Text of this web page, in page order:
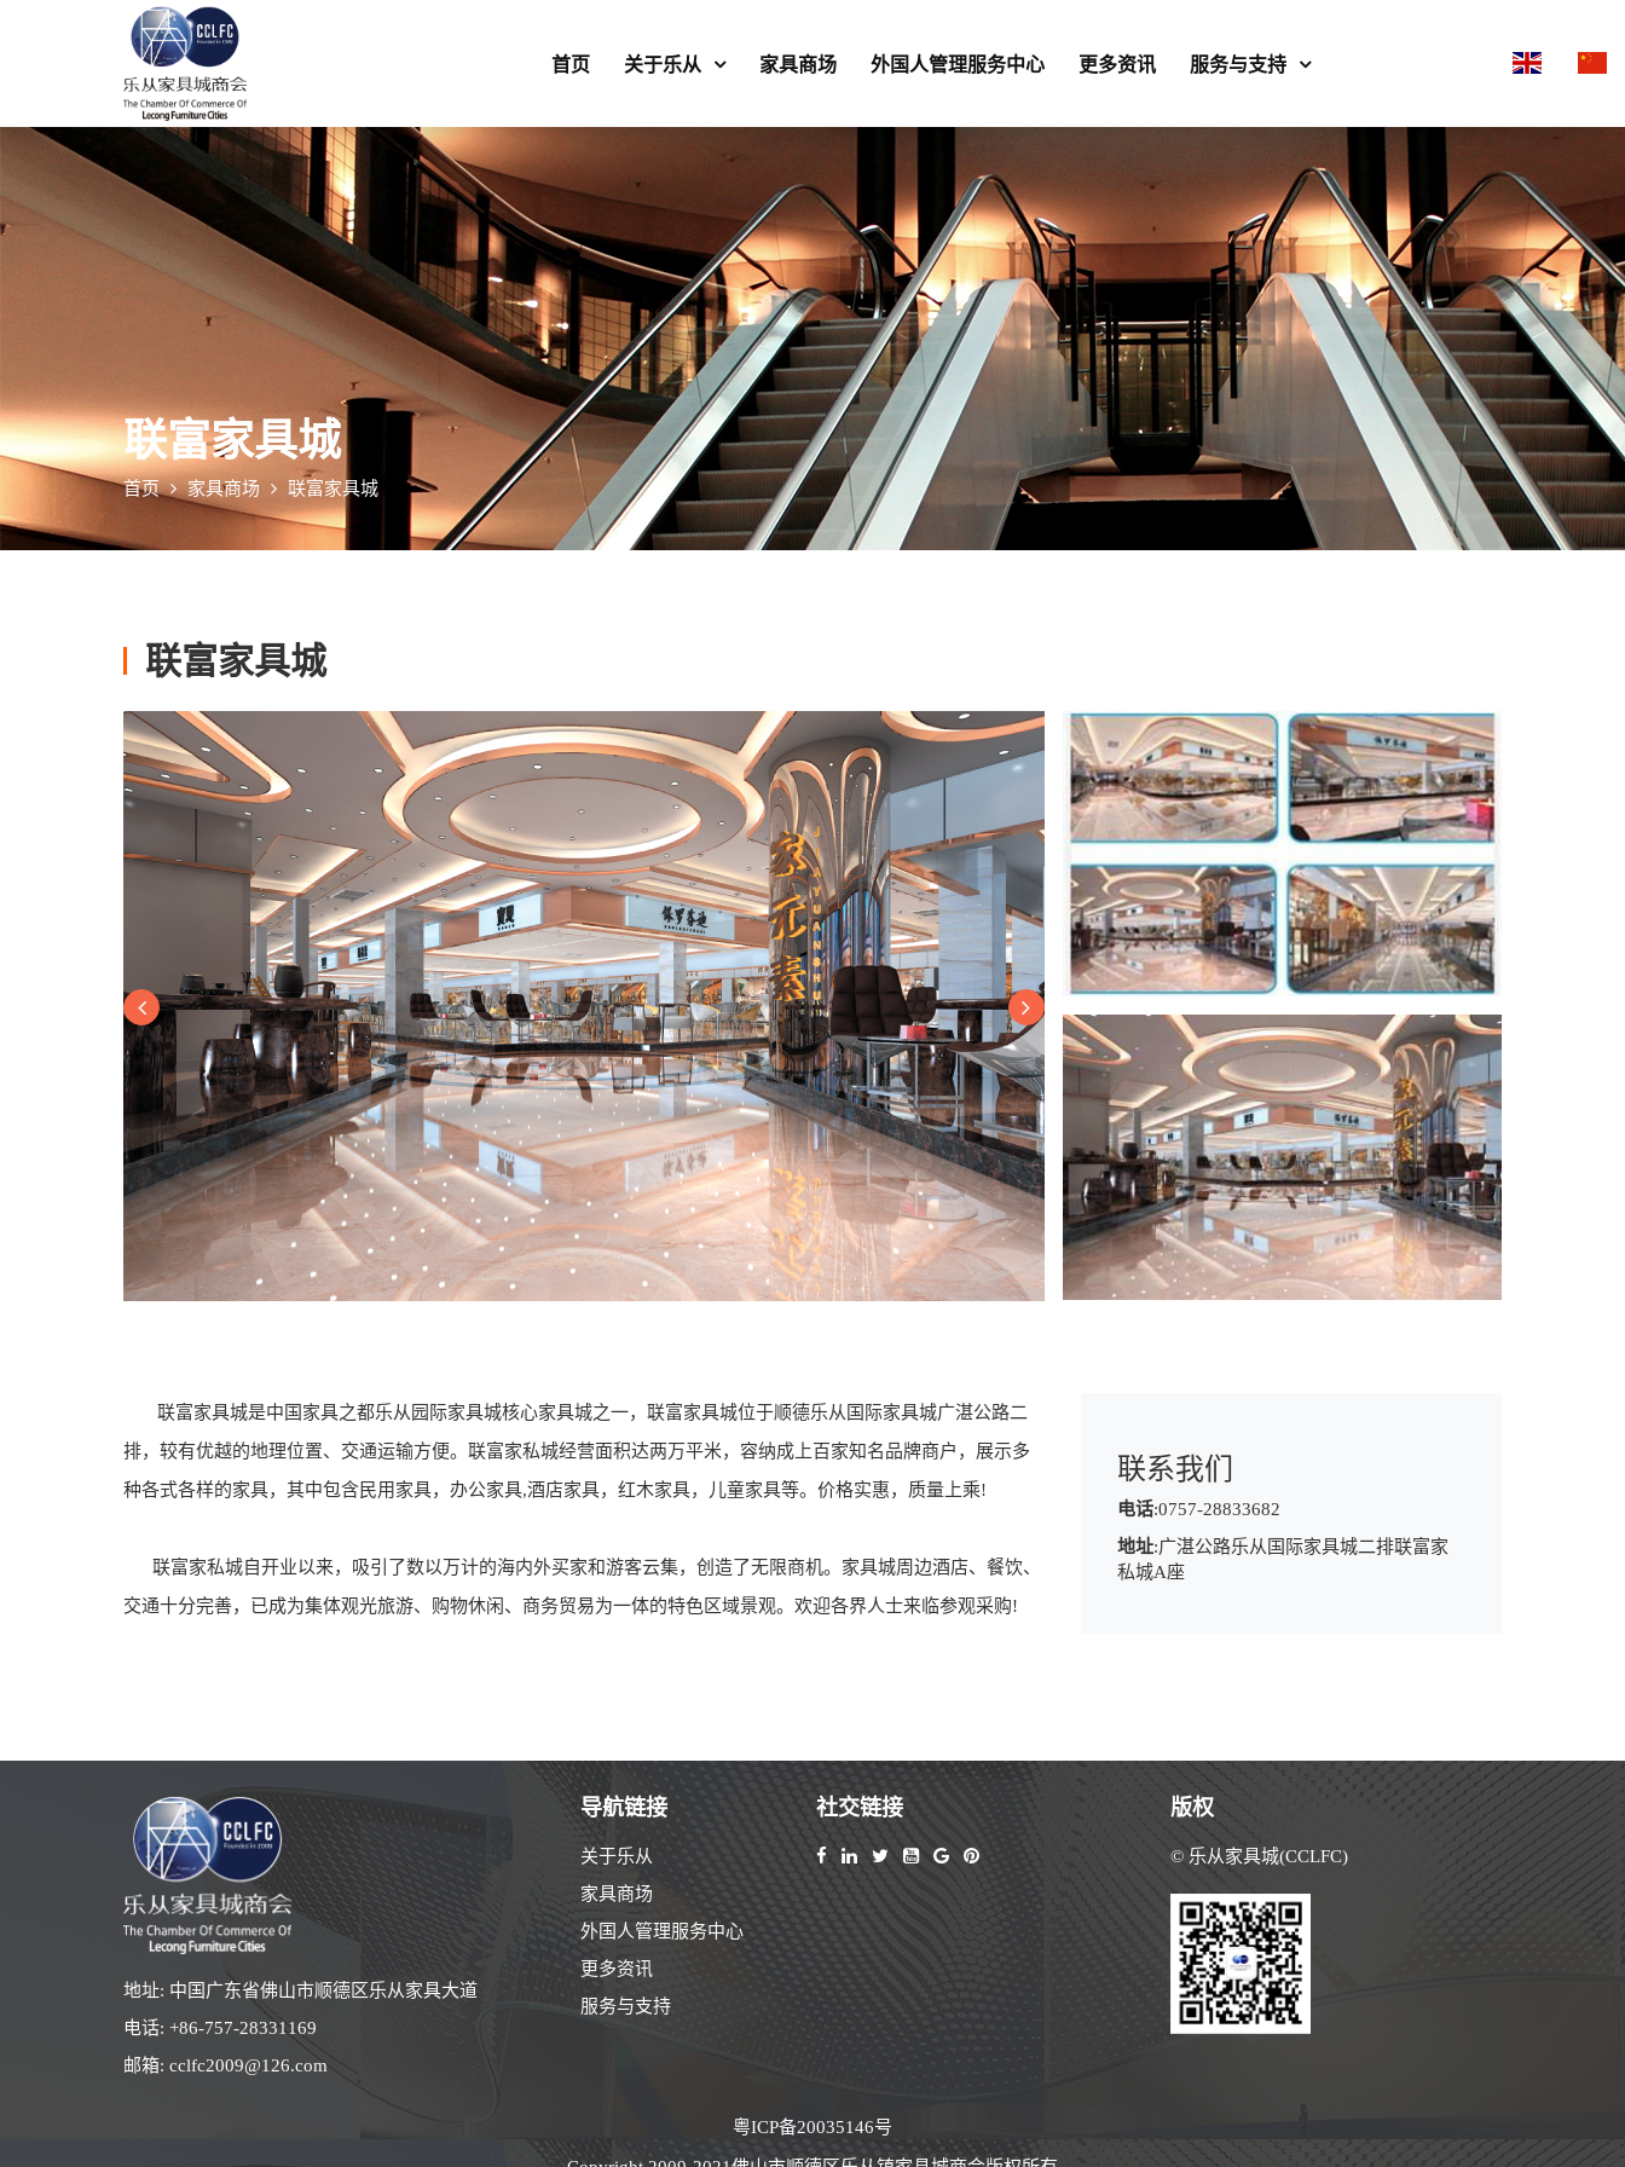
首页 关于乐从 家具商场 外国人管理服务中心 更多资讯 服务与支持
联富家具城
首页 家具商场 联富家具城
联富家具城
联富家具城是中国家具之都乐从园际家具城核心家具城之一，联富家具城位于顺德乐从国际家具城广湛公路二
排，较有优越的地理位置、交通运输方便。联富家私城经营面积达两万平米，容纳成上百家知名品牌商户，展示多
种各式各样的家具，其中包含民用家具，办公家具,酒店家具，红木家具，儿童家具等。价格实惠，质量上乘!
联富家私城自开业以来，吸引了数以万计的海内外买家和游客云集，创造了无限商机。家具城周边酒店、餐饮、
交通十分完善，已成为集体观光旅游、购物休闲、商务贸易为一体的特色区域景观。欢迎各界人士来临参观采购!
联系我们
电话:0757-28833682
地址:广湛公路乐从国际家具城二排联富家
私城A座
地址: 中国广东省佛山市顺德区乐从家具大道
电话: +86-757-28331169
邮箱: cclfc2009@126.com
导航链接
关于乐从
家具商场
外国人管理服务中心
更多资讯
服务与支持
社交链接 版权
© 乐从家具城(CCLFC)
粤ICP备20035146号